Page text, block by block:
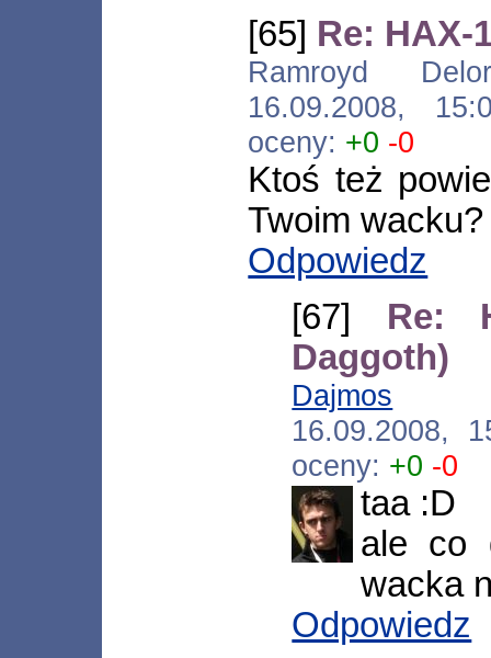
[65] Re: HAX-
Ramroyd
16.09.2008,
oceny: +0 -0
Ktoś też
Twoim
Odpowiedz
[67] Re:
Daggoth)
Dajmos
16.09.2008,
oceny: +0 -0
taa :D
ale co
wacka
Odpowiedz